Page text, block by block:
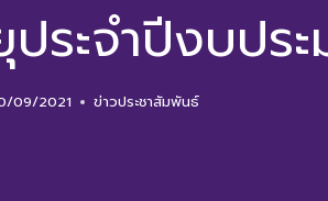
ระจำปีงบปร
09/2021 ข่าวประชาสัมพันธ์